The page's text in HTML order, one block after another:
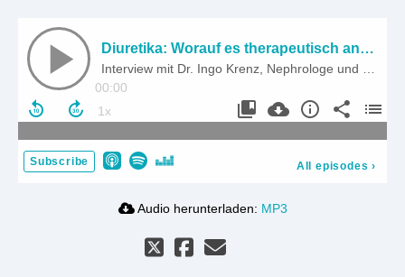
Diuretika: Worauf es therapeutisch ankommt
00:00
Subscribe All episodes ›
Audio herunterladen: MP3